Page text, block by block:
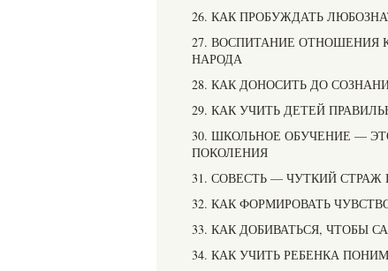
26. КАК ПРОБУЖДАТЬ
27. ВОСПИТАНИЕ
НАРОДА
28. КАК ДОНОСИТЬ ДО
29. КАК УЧИТЬ ДЕТЕЙ
30. ШКОЛЬНОЕ ОБУЧЕНИЕ —
ПОКОЛЕНИЯ
31. СОВЕСТЬ — ЧУТКИЙ
32. КАК ФОРМИРОВАТЬ
33. КАК ДОБИВАТЬСЯ, ЧТОБЫ
34. КАК УЧИТЬ РЕБЕНКА